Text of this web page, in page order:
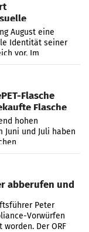
August eine
Identität seiner
vor. Im
stehen zentrale
Flasche
Flasche
hohen
und Juli haben
zu deutlichen
Während
abberufen und
Peter
Vorwürfen
Der ORF